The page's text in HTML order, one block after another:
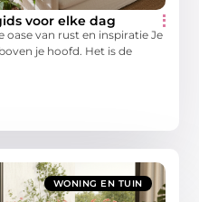
voor elke dag
oase van rust en inspiratie Je
je hoofd. Het is de
WONING EN TUIN